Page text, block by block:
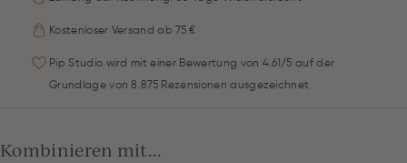
Kostenloser Versand ab 75 €
Pip Studio wird mit einer Bewertung von 4.61/5 auf der
Grundlage von 8.875 Rezensionen ausgezeichnet
Kombinieren mit...